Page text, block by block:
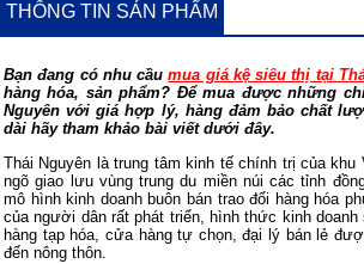
THÔNG TIN SẢN PHẨM
Bạn đang có nhu cầumua giá kệ siêu thị tại
hàng hóa, sản phẩm? Để mua được những
Nguyên với giá hợp lý, hàng đảm bảo chất
dài hãy tham khảo bài viết dưới đây.
Thái Nguyên là trung tâm kinh tế chính trị của
ngõ giao lưu vùng trung du miền núi các tỉnh
mô hình kinh doanh buôn bán trao đổi hàng hóa
của người dân rất phát triển, hình thức kinh
hàng tạp hóa, cửa hàng tự chọn, đại lý bán lẻ
đến nông thôn.